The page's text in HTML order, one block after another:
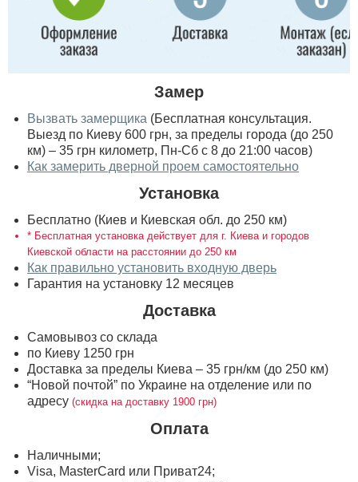
Замер
Вызвать замерщика (Бесплатная консультация.
Выезд по Киеву 600 грн, за пределы города (до 250
км) – 35 грн километр, Пн-Сб с 8 до 21:00 часов)
Как замерить дверной проем самостоятельно
Установка
Бесплатно (Киев и Киевская обл. до 250 км)
* Бесплатная установка действует для г. Киева и городов
Киевской области на расстоянии до 250 км
Как правильно установить входную дверь
Гарантия на установку 12 месяцев
Доставка
Самовывоз со склада
по Киеву 1250 грн
Доставка за пределы Киева – 35 грн/км (до 250 км)
“Новой почтой” по Украине на отделение или по
адресу (скидка на доставку 1900 грн)
Оплата
Наличными;
Visa, MasterСard или Приват24;